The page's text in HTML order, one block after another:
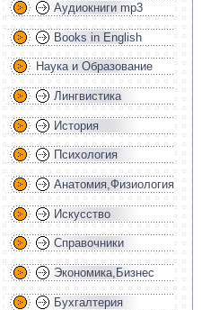
Аудиокниги mp3
Books in English
Наука и Образование
Лингвистика
История
Психология
Анатомия,Физиология
Искусство
Справочники
Экономика,Бизнес
Бухгалтерия